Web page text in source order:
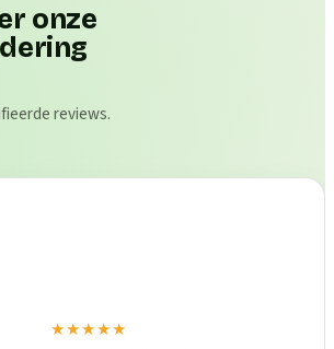
onze
reviews.
★★★★★